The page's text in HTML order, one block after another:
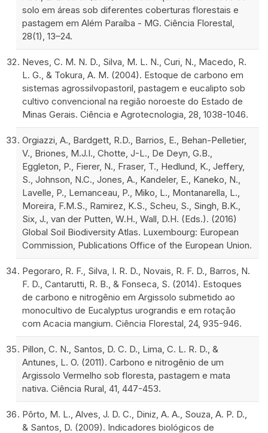
solo em áreas sob diferentes coberturas florestais e
pastagem em Além Paraíba - MG. Ciência Florestal,
28(1), 13–24.
Neves, C. M. N. D., Silva, M. L. N., Curi, N., Macedo, R.
L. G., & Tokura, A. M. (2004). Estoque de carbono em
sistemas agrossilvopastoril, pastagem e eucalipto sob
cultivo convencional na região noroeste do Estado de
Minas Gerais. Ciência e Agrotecnologia, 28, 1038-1046.
Orgiazzi, A., Bardgett, R.D., Barrios, E., Behan-Pelletier,
V., Briones, M.J.I., Chotte, J-L., De Deyn, G.B.,
Eggleton, P., Fierer, N., Fraser, T., Hedlund, K., Jeffery,
S., Johnson, N.C., Jones, A., Kandeler, E., Kaneko, N.,
Lavelle, P., Lemanceau, P., Miko, L., Montanarella, L.,
Moreira, F.M.S., Ramirez, K.S., Scheu, S., Singh, B.K.,
Six, J., van der Putten, W.H., Wall, D.H. (Eds.). (2016)
Global Soil Biodiversity Atlas. Luxembourg: European
Commission, Publications Office of the European Union.
Pegoraro, R. F., Silva, I. R. D., Novais, R. F. D., Barros, N.
F. D., Cantarutti, R. B., & Fonseca, S. (2014). Estoques
de carbono e nitrogênio em Argissolo submetido ao
monocultivo de Eucalyptus urograndis e em rotação
com Acacia mangium. Ciência Florestal, 24, 935-946.
Pillon, C. N., Santos, D. C. D., Lima, C. L. R. D., &
Antunes, L. O. (2011). Carbono e nitrogênio de um
Argissolo Vermelho sob floresta, pastagem e mata
nativa. Ciência Rural, 41, 447-453.
Pôrto, M. L., Alves, J. D. C., Diniz, A. A., Souza, A. P. D.,
& Santos, D. (2009). Indicadores biológicos de